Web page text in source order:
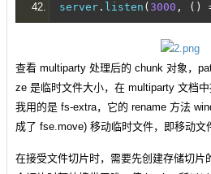
server . listen ( 3000 , ()
查看 multiparty 处理后的 chunk 对象，
ze 是临时文件大小，在 multiparty 文档
我用的是 fs-extra，它的 rename 方法
成了 fse.move) 移动临时文件，即移动文
在接受文件切片时，需要先创建存储切片